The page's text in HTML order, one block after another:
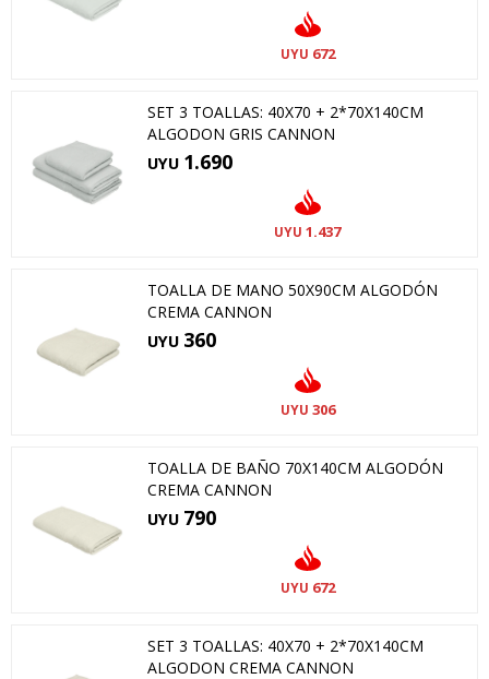
UYU 672
SET 3 TOALLAS: 40X70 + 2*70X140CM
ALGODON GRIS CANNON
UYU 1.690
UYU 1.437
TOALLA DE MANO 50X90CM ALGODÓN
CREMA CANNON
UYU 360
UYU 306
TOALLA DE BAÑO 70X140CM ALGODÓN
CREMA CANNON
UYU 790
UYU 672
SET 3 TOALLAS: 40X70 + 2*70X140CM
ALGODON CREMA CANNON